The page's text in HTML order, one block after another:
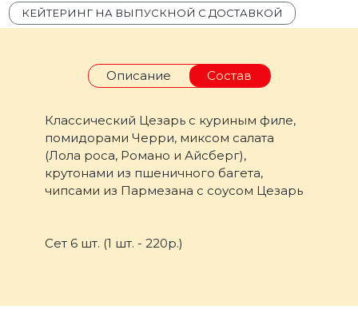
КЕЙТЕРИНГ НА ВЫПУСКНОЙ С ДОСТАВКОЙ
Описание Состав
Классический Цезарь с куриным филе,
помидорами Черри, миксом салата
(Лола роса, Романо и Айсберг),
крутонами из пшеничного багета,
чипсами из Пармезана с соусом Цезарь
Сет 6 шт. (1 шт. - 220р.)